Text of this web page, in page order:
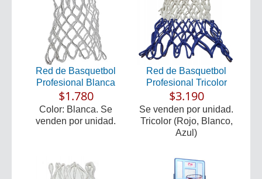
Red de Basquetbol
Profesional Blanca
$1.780
Color: Blanca. Se
venden por unidad.
Red de Basquetbol
Profesional Tricolor
$3.190
Se venden por unidad.
Tricolor (Rojo, Blanco,
Azul)